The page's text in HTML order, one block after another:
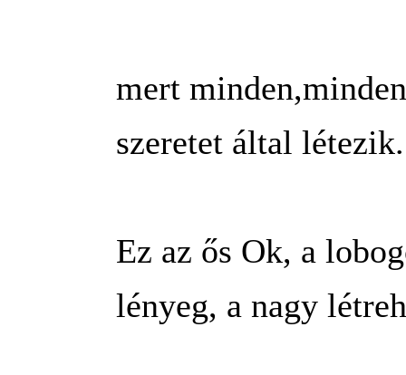
mert
szeretet által létezik.
Ez az ős Ok, a
lényeg, a nagy